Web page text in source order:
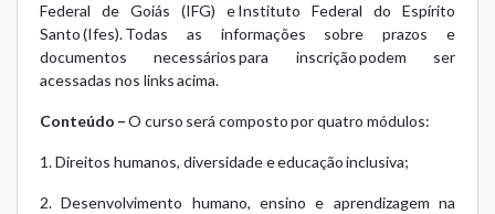
Federal de Goiás (IFG) e Instituto Federal do Espírito
Santo (Ifes). Todas as informações sobre prazos e
documentos necessários para inscrição podem ser
acessadas nos links acima.
Conteúdo –O curso será composto por quatro módulos:
1. Direitos humanos, diversidade e educação inclusiva;
2. Desenvolvimento humano, ensino e aprendizagem na